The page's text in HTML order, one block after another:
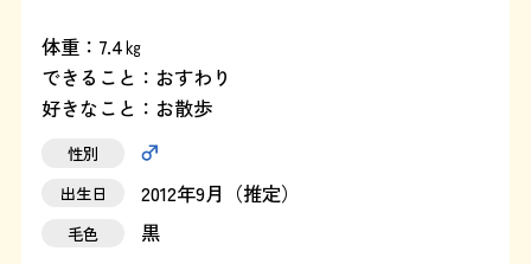
運営：藤和那須リゾート株式会社
Copyright © Towa Nasu Resort Co. All Rights Reserved.
体重：7.4㎏
できること：おすわり
好きなこと：お散歩
性別
出生日
2012年9月（推定）
毛色 黒